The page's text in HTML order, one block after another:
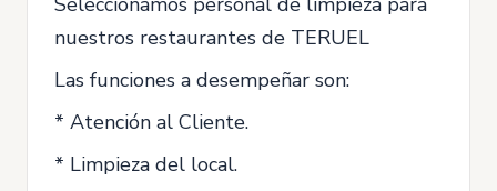
nuestros restaurantes de TERUEL
Las funciones a desempeñar son:
* Atención al Cliente.
* Limpieza del local.